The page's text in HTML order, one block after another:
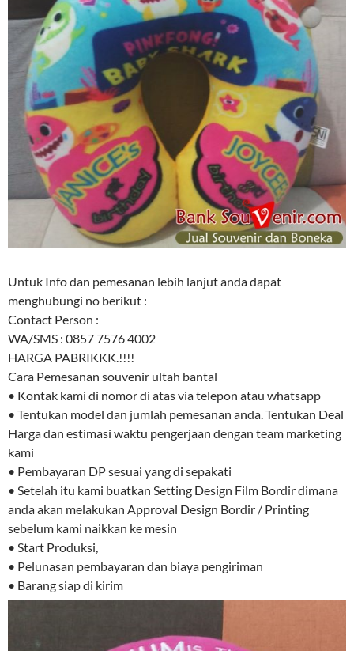
Untuk Info dan pemesanan lebih lanjut anda dapat
menghubungi no berikut :
Contact Person :
WA/SMS : 0857 7576 4002
HARGA PABRIKKK.!!!!
Cara Pemesanan souvenir ultah bantal
• Kontak kami di nomor di atas via telepon atau whatsapp
• Tentukan model dan jumlah pemesanan anda. Tentukan Deal
Harga dan estimasi waktu pengerjaan dengan team marketing
kami
• Pembayaran DP sesuai yang di sepakati
• Setelah itu kami buatkan Setting Design Film Bordir dimana
anda akan melakukan Approval Design Bordir / Printing
sebelum kami naikkan ke mesin
• Start Produksi,
• Pelunasan pembayaran dan biaya pengiriman
• Barang siap di kirim